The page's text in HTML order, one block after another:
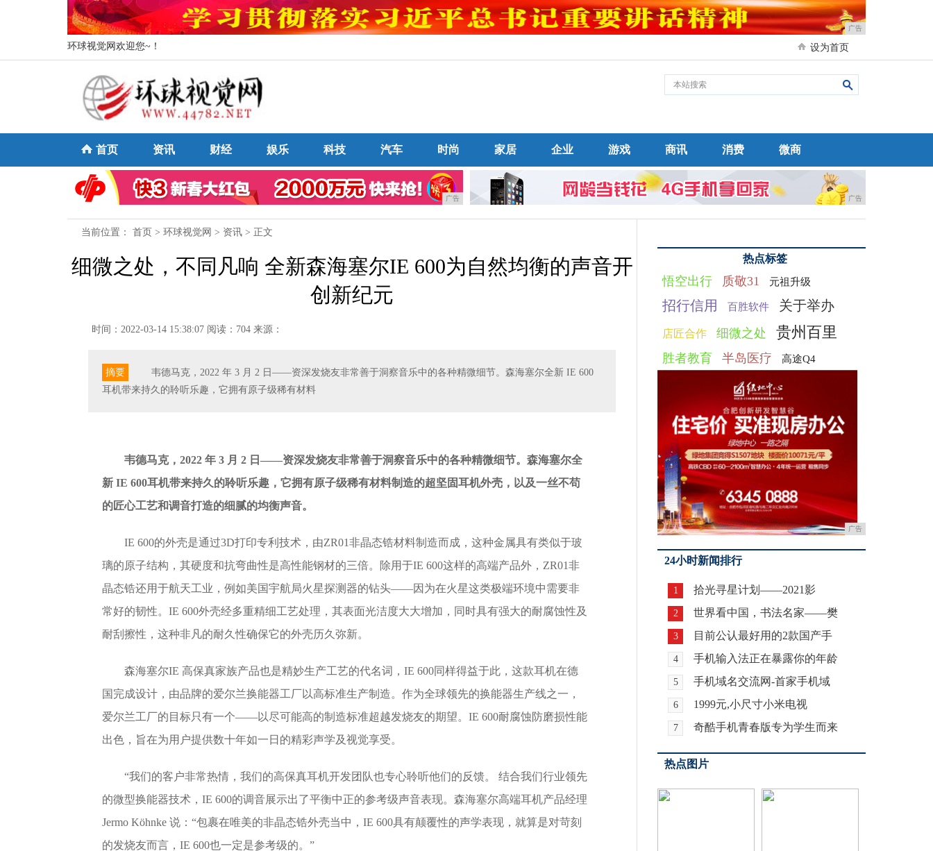
广告
环球视觉网欢迎您~！ 设为首页
首页 资讯 财经 娱乐 科技 汽车 时尚 家居 企业 游戏 商讯 消费 微商
广告 广告
当前位置： 首页 > 环球视觉网 > 资讯 > 正文
细微之处，不同凡响 全新森海塞尔IE 600为自然均衡的声音开
创新纪元
时间：2022-03-14 15:38:07 阅读：704 来源：
摘要
韦德马克，2022 年 3 月 2 日——资深发烧友非常善于洞察音乐中的各种精微细节。森海塞尔全新 IE 600
耳机带来持久的聆听乐趣，它拥有原子级稀有材料
韦德马克，2022 年 3 月 2 日——资深发烧友非常善于洞察音乐中的各种精微细节。 森海塞尔全
新 IE 600耳机带来持久的聆听乐趣，它拥有原子级稀有材料制造的超坚固耳机外壳，以及一丝不苟
的匠心工艺和调音打造的细腻的均衡声音。
IE 600的外壳是通过3D打印专利技术，由ZR01非晶态锆材料制造而成，这种金属具有类似于玻
璃的原子结构，其硬度和抗弯曲性是高性能钢材的三倍。除用于IE 600这样的高端产品外，ZR01非
晶态锆还用于航天工业，例如美国宇航局火星探测器的钻头——因为在火星这类极端环境中需要非
常好的韧性。IE 600外壳经多重精细工艺处理，其表面光洁度大大增加，同时具有强大的耐腐蚀性及
耐刮擦性，这种非凡的耐久性确保它的外壳历久弥新。
森海塞尔IE 高保真家族产品也是精妙生产工艺的代名词，IE 600同样得益于此，这款耳机在德
国完成设计，由品牌的爱尔兰换能器工厂以高标准生产制造。作为全球领先的换能器生产线之一，
爱尔兰工厂的目标只有一个——以尽可能高的制造标准超越发烧友的期望。IE 600耐腐蚀防磨损性能
出色，旨在为用户提供数十年如一日的精彩声学及视觉享受。
“我们的客户非常热情，我们的高保真耳机开发团队也专心聆听他们的反馈。 结合我们行业领先
的微型换能器技术，IE 600的调音展示出了平衡中正的参考级声音表现。森海塞尔高端耳机产品经理
Jermo Köhnke 说：“包裹在唯美的非晶态锆外壳当中，IE 600具有颠覆性的声学表现，就算是对苛刻
的发烧友而言，IE 600也一定是参考级的。”
热点标签
悟空出行 质敬31 元祖升级
招行信用 百胜软件 关于举办
店匠合作 细微之处 贵州百里
胜者教育 半岛医疗 高途Q4
广告
24小时新闻排行
1 拾光寻星计划——2021影
2 世界看中国，书法名家——樊
3 目前公认最好用的2款国产手
4 手机输入法正在暴露你的年龄
5 手机域名交流网-首家手机域
6 1999元,小尺寸小米电视
7 奇酷手机青春版专为学生而来
热点图片